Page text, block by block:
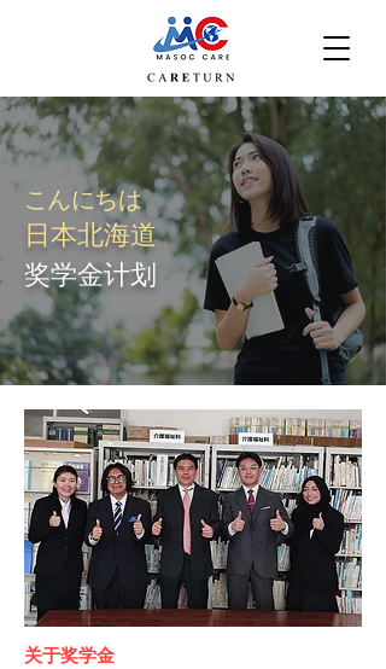
こんにちは
日本北海道
​奖学金计划
关于奖学金